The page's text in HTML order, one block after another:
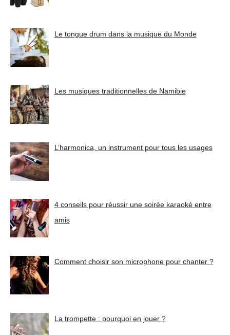
Le tongue drum dans la musique du Monde
Les musiques traditionnelles de Namibie
L’harmonica, un instrument pour tous les usages
4 conseils pour réussir une soirée karaoké entre
amis
Comment choisir son microphone pour chanter ?
La trompette : pourquoi en jouer ?